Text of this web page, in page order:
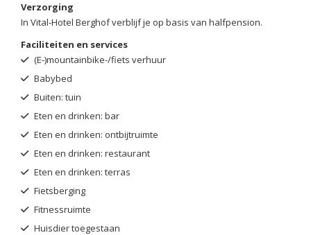
Verzorging
In Vital-Hotel Berghof verblijf je op basis van halfpension.
Faciliteiten en services
(E-)mountainbike-/fiets verhuur
Babybed
Buiten: tuin
Eten en drinken: bar
Eten en drinken: ontbijtruimte
Eten en drinken: restaurant
Eten en drinken: terras
Fietsberging
Fitnessruimte
Huisdier toegestaan